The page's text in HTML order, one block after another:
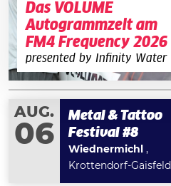
Das VOLUME
Autogrammzelt am
FM4 Frequency 2026
presented by Infinity Water
AUG.
06
Metal & Tattoo
Festival #8
Wiednermichl
,
Krottendorf-Gaisfeld